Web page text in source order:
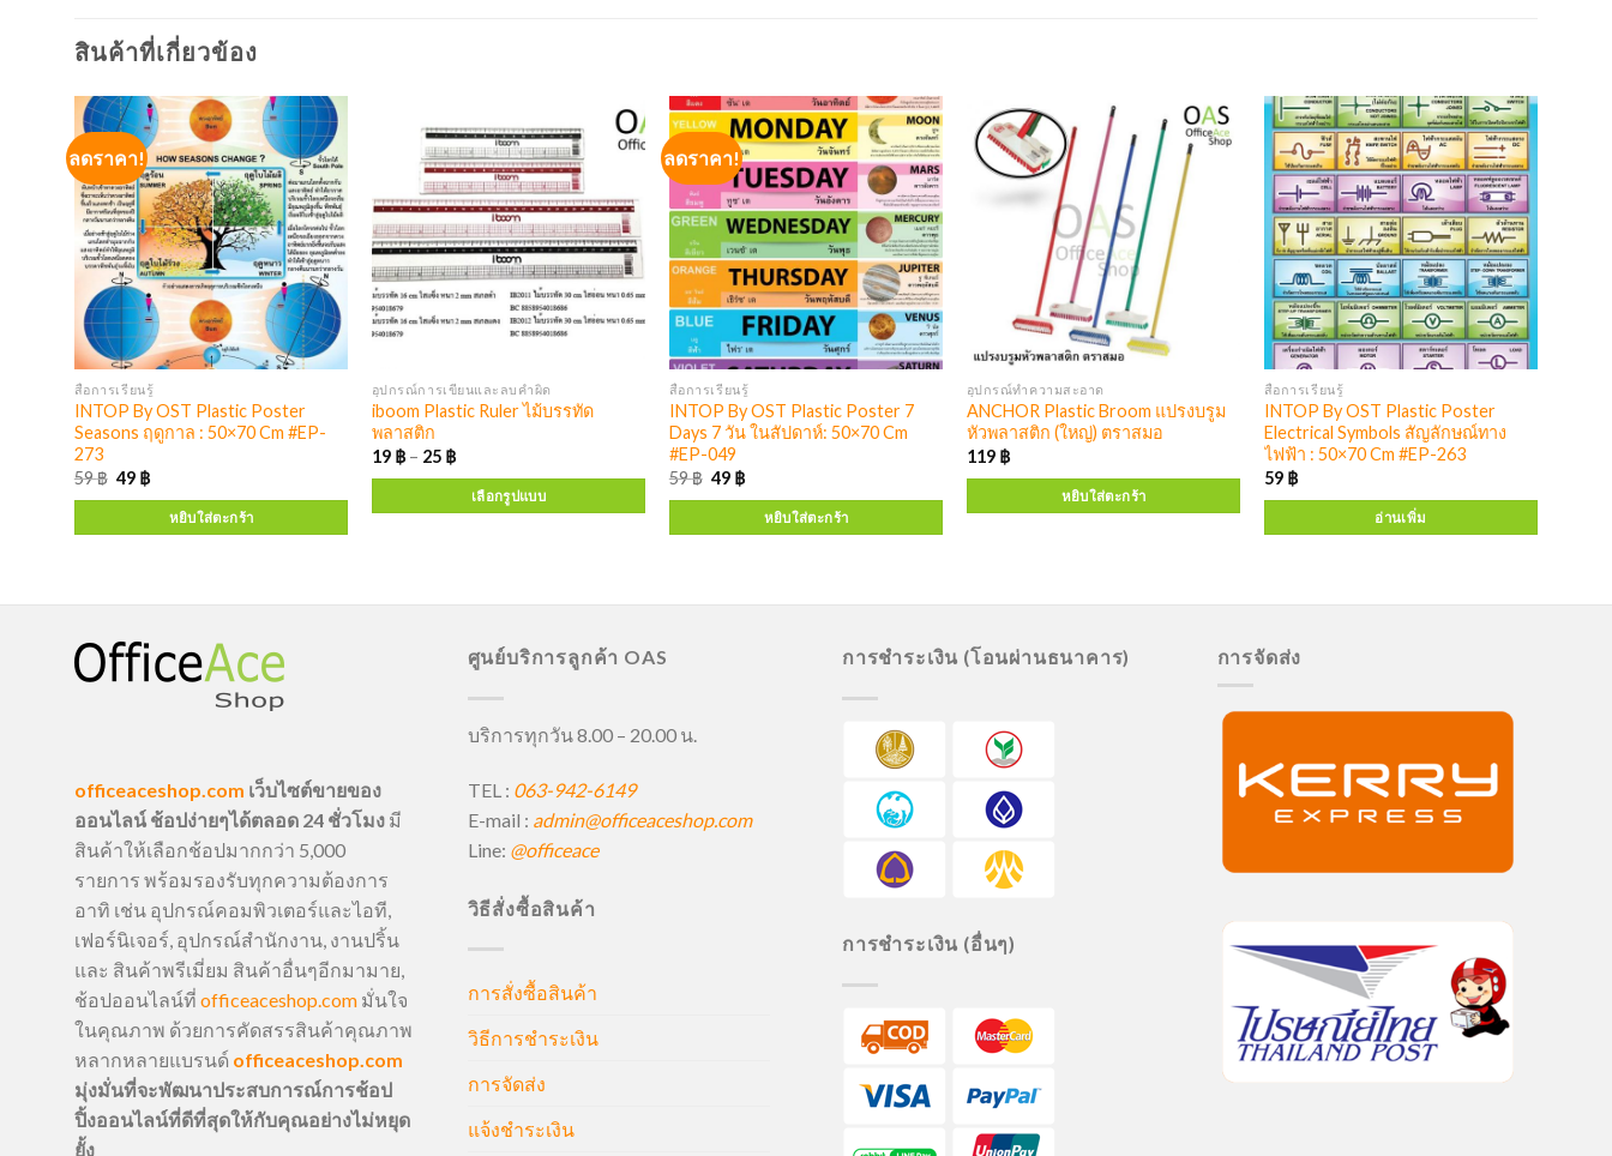
สินค้าที่เกี่ยวข้อง
ลดราคา!
สื่อการเรียนรู้
INTOP By OST Plastic Poster
Seasons ฤดูกาล : 50×70 Cm #EP-
273
59฿ 49 ฿
หยิบใส่ตะกร้า
อุปกรณ์การเขียนและลบคำผิด
iboom Plastic Ruler ไม้บรรทัด
พลาสติก
19 ฿– 25 ฿
เลือกรูปแบบ
ลดราคา!
สื่อการเรียนรู้
INTOP By OST Plastic Poster 7
Days 7 วัน ในสัปดาห์: 50×70 Cm
#EP-049
59฿ 49 ฿
หยิบใส่ตะกร้า
อุปกรณ์ทำความสะอาด
ANCHOR Plastic Broom แปรงบรูม
หัวพลาสติก (ใหญ่) ตราสมอ
119 ฿
หยิบใส่ตะกร้า
สื่อการเรียนรู้
INTOP By OST Plastic Poster
Electrical Symbols สัญลักษณ์ทาง
ไฟฟ้า : 50×70 Cm #EP-263
59 ฿
อ่านเพิ่ม
officeaceshop.com เว็บไซต์ขายของ
ออนไลน์ ช้อปง่ายๆได้ตลอด 24 ชั่วโมง มี
สินค้าให้เลือกช้อปมากกว่า 5,000
รายการ พร้อมรองรับทุกความต้องการ
อาทิ เช่น อุปกรณ์คอมพิวเตอร์และไอที,
เฟอร์นิเจอร์, อุปกรณ์สำนักงาน, งานปริ้น
และ สินค้าพรีเมี่ยม สินค้าอื่นๆอีกมามาย,
ช้อปออนไลน์ที่ officeaceshop.com มั่นใจ
ในคุณภาพ ด้วยการคัดสรรสินค้าคุณภาพ
หลากหลายแบรนด์ officeaceshop.com
มุ่งมั่นที่จะพัฒนาประสบการณ์การช้อป
ปิ้งออนไลน์ที่ดีที่สุดให้กับคุณอย่างไม่หยุด
ยั้ง
ศูนย์บริการลูกค้า OAS
บริการทุกวัน 8.00 – 20.00 น.
TEL : 063-942-6149
E-mail : admin@officeaceshop.com
Line: @officeace
วิธีสั่งซื้อสินค้า
การสั่งซื้อสินค้า
วิธีการชำระเงิน
การจัดส่ง
แจ้งชำระเงิน
การชำระเงิน (โอนผ่านธนาคาร)
การชำระเงิน (อื่นๆ)
การจัดส่ง